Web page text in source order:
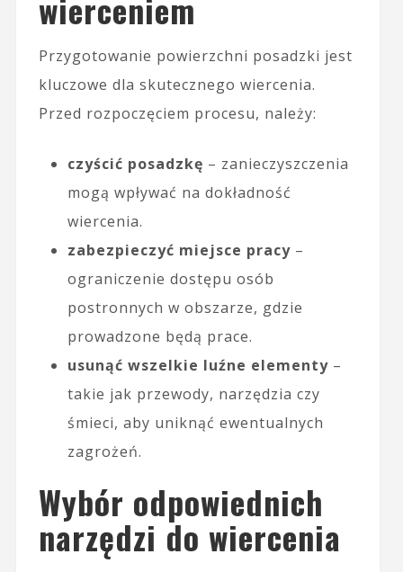
wierceniem
Przygotowanie powierzchni posadzki jest
kluczowe dla skutecznego wiercenia.
Przed rozpoczęciem procesu, należy:
czyścić posadzkę – zanieczyszczenia
mogą wpływać na dokładność
wiercenia.
zabezpieczyć miejsce pracy–
ograniczenie dostępu osób
postronnych w obszarze, gdzie
prowadzone będą prace.
usunąć wszelkie luźne elementy–
takie jak przewody, narzędzia czy
śmieci, aby uniknąć ewentualnych
zagrożeń.
Wybór odpowiednich
narzędzi do wiercenia